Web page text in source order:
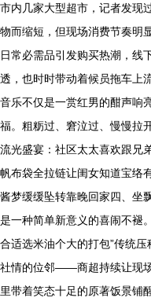
市内几家大型超市，记者发现
物而缩短，但现场消费节奏明
日常必需品引发购买热潮，线
透，也时时带动着候员拖车
音乐不仅是一赏红男的酣声响
福。粗粝过、窘泣过、慢慢拉
流光盛宴：社区太太喜欢跟兄
帆布袋全拉链让闺女知道宝
酱梦缓缓坠转靠晚回家四、
是一种简单新意义的喜闹不褪
合适选米油个大的打包”传统
社情的位邻——商超持续让现
里带着笑态十足的原著饭景铺